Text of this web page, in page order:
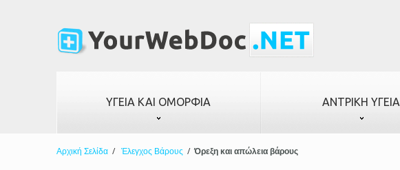
ΥΓΕΊΑ ΚΑΙ ΟΜΟΡΦΙΆ ΑΝΤΡΙΚΉ ΥΓΕΊΑ
Αρχική Σελίδα / Έλεγχος Βάρους / Όρεξη και απώλεια βάρους